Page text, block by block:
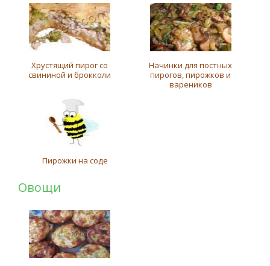
Хрустящий пирог со
свининой и брокколи
Начинки для постных
пирогов, пирожков и
вареников
Пирожки на соде
Овощи